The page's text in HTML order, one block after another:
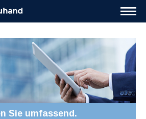
Sie umfassend.